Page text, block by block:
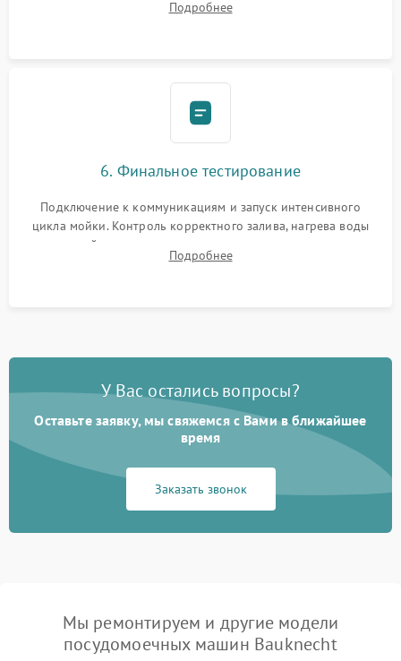
сборка корпуса и установка датчика поплавка.
Подробнее
6. Финальное тестирование
Подключение к коммуникациям и запуск интенсивного
цикла мойки. Контроль корректного залива, нагрева воды
до нужной температуры, отсутствия посторонних шумов,
штатного слива и абсолютной сухости в поддоне.
Подробнее
У Вас остались вопросы?
Оставьте заявку, мы свяжемся с Вами в ближайшее
время
Заказать звонок
Мы ремонтируем и другие модели
посудомоечных машин Bauknecht